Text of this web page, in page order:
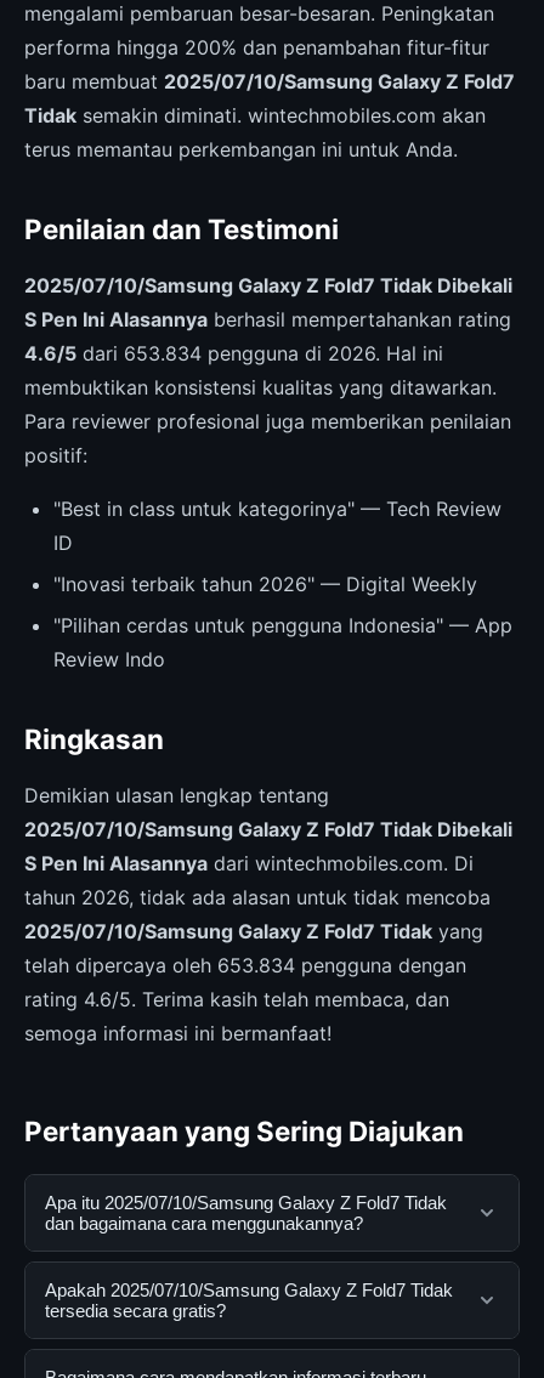
mengalami pembaruan besar-besaran. Peningkatan
performa hingga 200% dan penambahan fitur-fitur
baru membuat 2025/07/10/Samsung Galaxy Z Fold7
Tidak semakin diminati. wintechmobiles.com akan
terus memantau perkembangan ini untuk Anda.
Penilaian dan Testimoni
2025/07/10/Samsung Galaxy Z Fold7 Tidak Dibekali
S Pen Ini Alasannya berhasil mempertahankan rating
4.6/5 dari 653.834 pengguna di 2026. Hal ini
membuktikan konsistensi kualitas yang ditawarkan.
Para reviewer profesional juga memberikan penilaian
positif:
"Best in class untuk kategorinya" — Tech Review
ID
"Inovasi terbaik tahun 2026" — Digital Weekly
"Pilihan cerdas untuk pengguna Indonesia" — App
Review Indo
Ringkasan
Demikian ulasan lengkap tentang
2025/07/10/Samsung Galaxy Z Fold7 Tidak Dibekali
S Pen Ini Alasannya dari wintechmobiles.com. Di
tahun 2026, tidak ada alasan untuk tidak mencoba
2025/07/10/Samsung Galaxy Z Fold7 Tidak yang
telah dipercaya oleh 653.834 pengguna dengan
rating 4.6/5. Terima kasih telah membaca, dan
semoga informasi ini bermanfaat!
Pertanyaan yang Sering Diajukan
Apa itu 2025/07/10/Samsung Galaxy Z Fold7 Tidak
dan bagaimana cara menggunakannya?
2025/07/10/Samsung Galaxy Z Fold7 Tidak adalah
layanan digital yang dirancang untuk membantu
pengguna mendapatkan informasi lengkap dan
terpercaya. Anda dapat menggunakannya dengan
Apakah 2025/07/10/Samsung Galaxy Z Fold7 Tidak
tersedia secara gratis?
Ya, 2025/07/10/Samsung Galaxy Z Fold7 Tidak dapat